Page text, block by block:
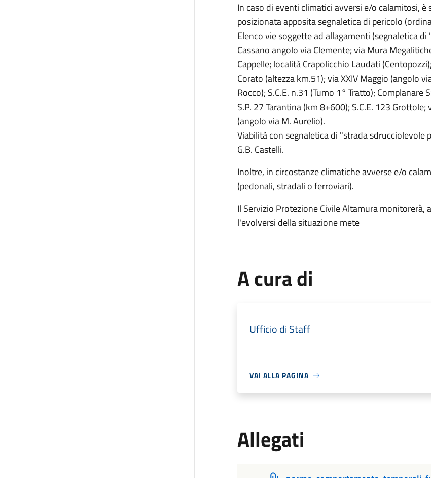
In caso di eventi climatici avversi e/o calamitosi,
posizionata apposita segnaletica di pericolo
Elenco vie soggette ad allagamenti (segnaletica
Cassano angolo via Clemente; via Mura
Cappelle; località Crapolicchio Laudati
Corato (altezza km.51); via XXIV Maggio (angolo
Rocco); S.C.E. n.31 (Tumo 1° Tratto); Complanare
S.P. 27 Tarantina (km 8+600); S.C.E. 123
(angolo via M. Aurelio).
Viabilità con segnaletica di "strada sdrucciolevole
G.B. Castelli.
Inoltre, in circostanze climatiche avverse e/o
(pedonali, stradali o ferroviari).
Il Servizio Protezione Civile Altamura
l'evolversi della situazione mete
A cura di
Ufficio di Staff
VAI ALLA PAGINA
Allegati